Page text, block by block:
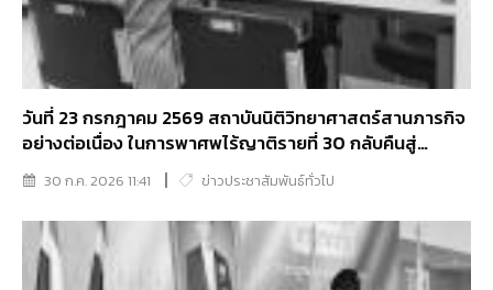
วันที่ 23 กรกฎาคม 2569 สถาบันนิติวิทยาศาสตร์สานภารกิจ
อย่างต่อเนื่อง ในการพาศพไร้ญาติรายที่ 30 กลับคืนสู่
ครอบครัว
30 ก.ค. 2026 11:41 ข่าวประชาสัมพันธ์ทั่วไป